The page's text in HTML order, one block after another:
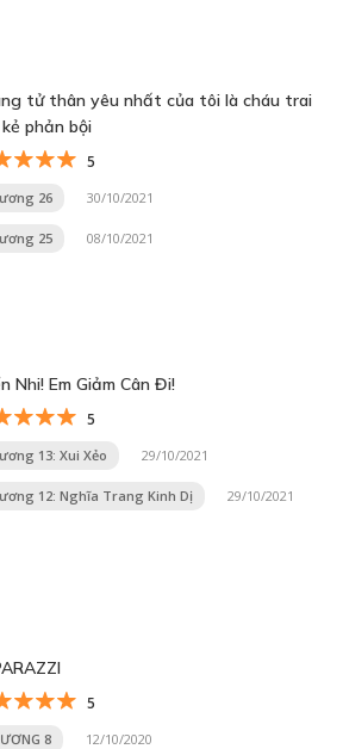
tử thân yêu nhất của tôi là cháu trai
phản bội
5
26 30/10/2021
25 08/10/2021
Nhi! Em Giảm Cân Đi!
5
13: Xui Xẻo 29/10/2021
12: Nghĩa Trang Kinh Dị 29/10/2021
5
8 12/10/2020